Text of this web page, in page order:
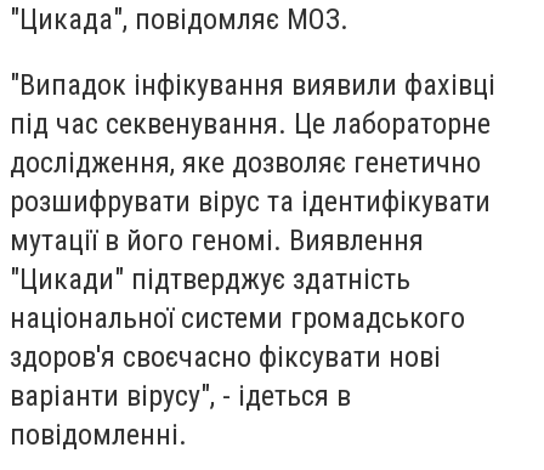
"Цикада", повідомляє МОЗ.
"Випадок інфікування виявили фахівці
під час секвенування. Це лабораторне
дослідження, яке дозволяє генетично
розшифрувати вірус та ідентифікувати
мутації в його геномі. Виявлення
"Цикади" підтверджує здатність
національної системи громадського
здоров'я своєчасно фіксувати нові
варіанти вірусу", - ідеться в
повідомленні.